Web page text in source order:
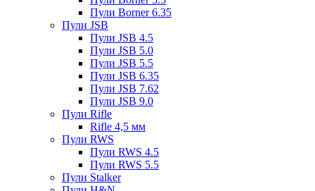
Пули Borner 6.35
Пули JSB
Пули JSB 4.5
Пули JSB 5.0
Пули JSB 5.5
Пули JSB 6.35
Пули JSB 7.62
Пули JSB 9.0
Пули Rifle
Rifle 4,5 мм
Пули RWS
Пули RWS 4.5
Пули RWS 5.5
Пули Stalker